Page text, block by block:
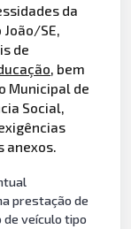
da
SE,
de
, bem
Municipal de
Social,
anexos.
prestação de
de veículo tipo